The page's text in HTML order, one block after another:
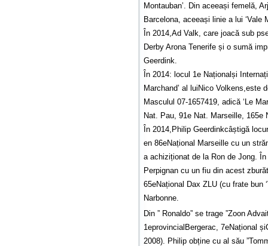
Montauban’. Din aceeași femelă,
Barcelona, aceeași linie a lui ‘Vale
În 2014,Ad Valk, care joacă sub
Derby Arona Tenerife și o sumă
Geerdink.
În 2014: locul 1e Naționalși
Marchand’ al luiNico Volkens,este
Masculul 07-1657419, adică ‘Le
Nat. Pau, 91e Nat. Marseille,
În 2014,Philip Geerdinkcâștigă
en 86eNațional Marseille cu un
a achiziționat de la Ron de Jong.
Perpignan cu un fiu din acest
65eNațional Dax ZLU (cu frate bun
Narbonne.
Din ” Ronaldo” se trage ”Zoon
1eprovincialBergerac, 7eNațional
2008). Philip obține cu al său